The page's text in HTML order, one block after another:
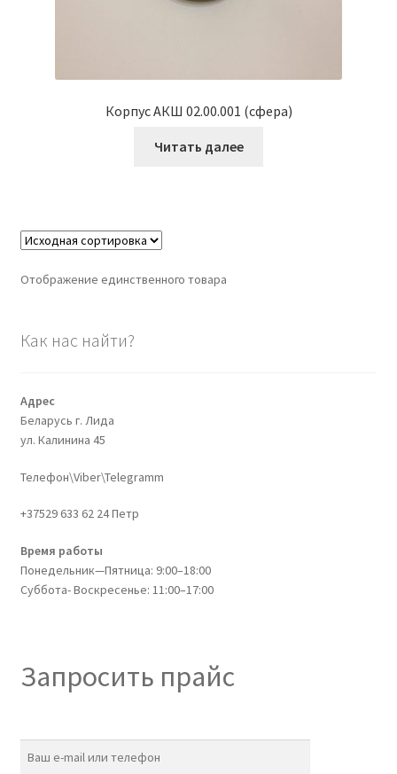
Корпус АКШ 02.00.001 (сфера)
Читать далее
Отображение единственного товара
Как нас найти?
Адрес
Беларусь г. Лида
ул. Калинина 45
Телефон\Viber\Telegramm
+37529 633 62 24 Петр
Время работы
Понедельник—Пятница: 9:00–18:00
Суббота- Воскресенье: 11:00–17:00
Запросить прайс